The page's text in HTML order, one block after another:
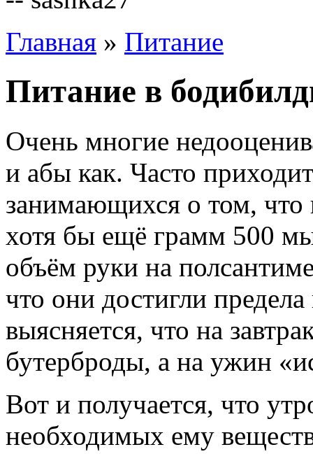
Главная » Питание
Питание в
Очень многие
и абы как. Часто
занимающихся о том, что
хотя бы ещё грамм 500
объём руки на
что они достигли
выясняется, что на
бутерброды, а на ужин
Вот и получается, что
необходимых ему